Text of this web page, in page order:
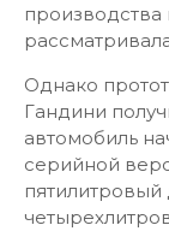
производства
Однако
Гандини
автомобиль
серийной
пятилитровый